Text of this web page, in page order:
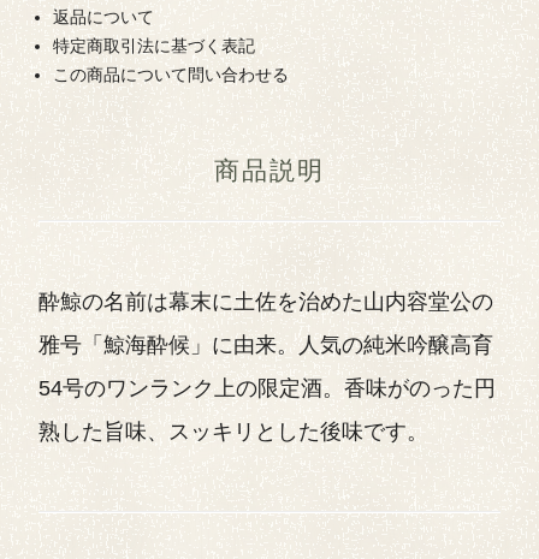
返品について
特定商取引法に基づく表記
この商品について問い合わせる
商品説明
酔鯨の名前は幕末に土佐を治めた山内容堂公の
雅号「鯨海酔候」に由来。人気の純米吟醸高育
54号のワンランク上の限定酒。香味がのった円
熟した旨味、スッキリとした後味です。